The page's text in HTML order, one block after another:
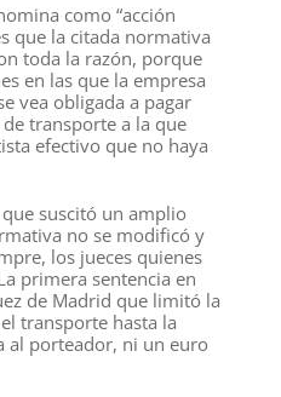
como “acción
que la citada normativa
toda la razón, porque
en las que la empresa
vea obligada a pagar
de transporte a la que
efectivo que no haya
suscitó un amplio
no se modificó y
los jueces quienes
primera sentencia en
de Madrid que limitó la
transporte hasta la
al porteador, ni un euro